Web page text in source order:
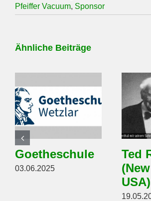
Pfeiffer Vacuum, Sponsor
Ähnliche Beiträge
Goetheschule
03.06.2025
Ted
USA)